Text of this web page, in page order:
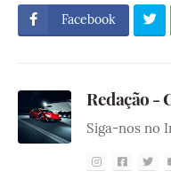
Facebook
Redação -
Siga-nos no